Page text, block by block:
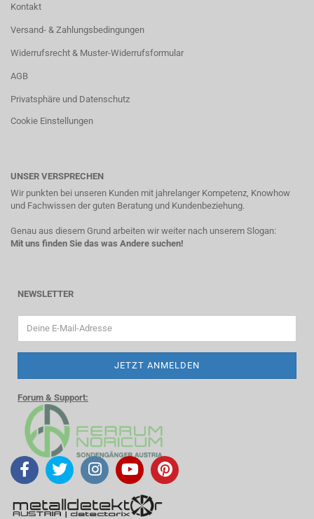
Kontakt
Versand- & Zahlungsbedingungen
Widerrufsrecht & Muster-Widerrufsformular
AGB
Privatsphäre und Datenschutz
Cookie Einstellungen
UNSER VERSPRECHEN
Wir punkten bei unseren Kunden mit jahrelanger Kompetenz, Knowhow
und Fachwissen der guten Beratung und Kundenbeziehung.
Genau aus diesem Grund arbeiten wir weiter nach unserem Slogan:
Mit uns finden Sie das was Andere suchen!
NEWSLETTER
Forum & Support: